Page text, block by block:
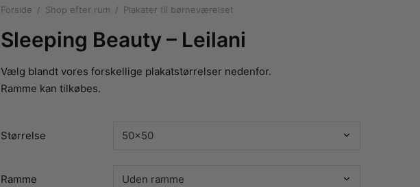
Forside / Shop efter rum / Plakater til børneværelset
Sleeping Beauty – Leilani
Vælg blandt vores forskellige plakatstørrelser nedenfor.
Ramme kan tilkøbes.
Størrelse
Ramme